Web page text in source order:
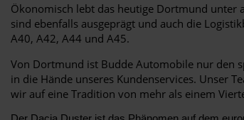
Ökonomisch lebt das heutige Dortmund unter
sind ebenfalls ausgeprägt und auch die
A40, A42, A44 und A45.
Von Dortmund ist Budde Automobile nur den
in die Hände unseres Kundenservices. Unser
wir auf eine Tradition von mehr als einem